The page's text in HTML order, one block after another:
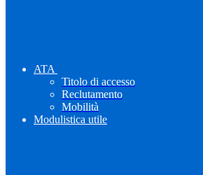
ATA
Titolo di accesso
Reclutamento
Mobilità
Modulistica utile